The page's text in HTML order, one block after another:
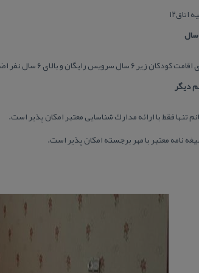
سرویس رایگان و بالای ۶ سال نفر اضافه محاسبه می شود.
دیگر
تنها فقط با ارائه مدارك شناسایی معتبر امكان پذیر است.
نامه معتبر با مهر برجسته امكان پذیر است.